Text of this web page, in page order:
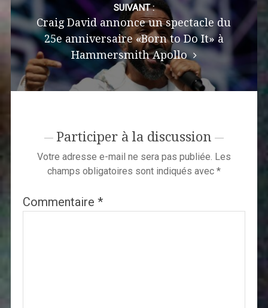
SUIVANT :
Craig David annonce un spectacle du
25e anniversaire «Born to Do It» à
Hammersmith Apollo
Participer à la discussion
Votre adresse e-mail ne sera pas publiée. Les
champs obligatoires sont indiqués avec *
Commentaire *